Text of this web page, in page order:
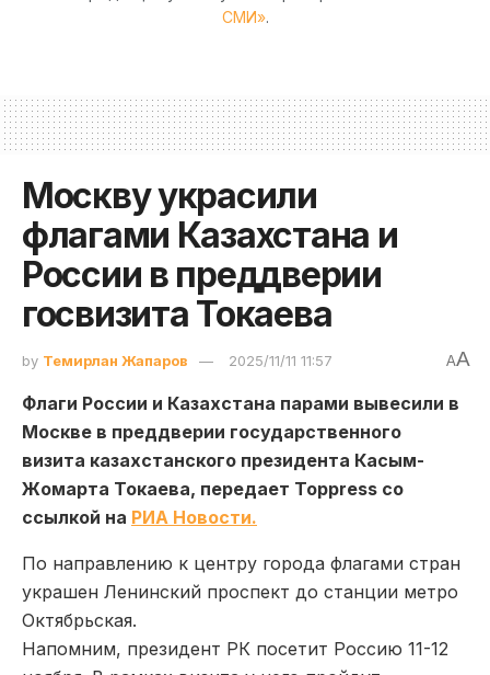
СМИ».
Москву украсили
флагами Казахстана и
России в преддверии
госвизита Токаева
by Темирлан Жапаров 2025/11/11 11:57 AA
Флаги России и Казахстана парами вывесили в
Москве в преддверии государственного
визита казахстанского президента Касым-
Жомарта Токаева, передает Toppress со
ссылкой на РИА Новости.
По направлению к центру города флагами стран
украшен Ленинский проспект до станции метро
Октябрьская.
Напомним, президент РК посетит Россию 11-12